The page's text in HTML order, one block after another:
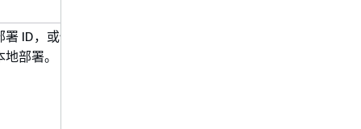
署 ID，或使用
部署。